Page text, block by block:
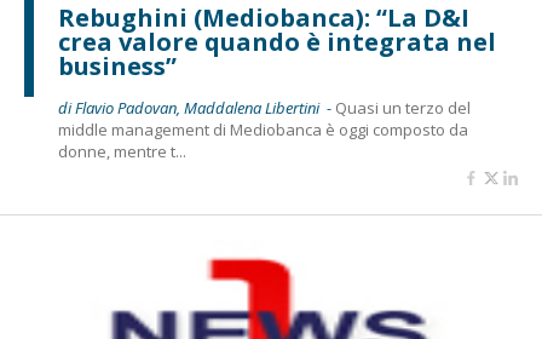
Rebughini (Mediobanca): “La D&I
crea valore quando è integrata nel
business”
di Flavio Padovan, Maddalena Libertini - Quasi un terzo del
middle management di Mediobanca è oggi composto da
donne, mentre t...